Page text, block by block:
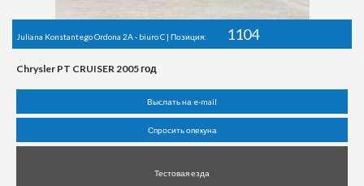
Juliana Konstantego Ordona 2A - biuro C | Позиция: 1104
Chrysler PT CRUISER 2005 год
Выслать на e-mail
Спросить опекуна
Тестовая езда